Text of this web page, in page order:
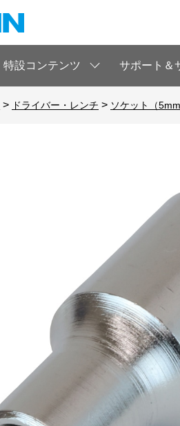
特設コンテンツ サポート＆
> ドライバー・レンチ > ソケット（